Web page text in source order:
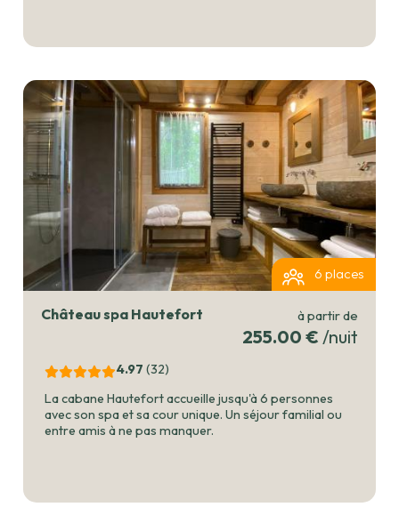
6 places
Château spa Hautefort à partir de
255.00 € /nuit
4.97 (32)
La cabane Hautefort accueille jusqu'à 6 personnes
avec son spa et sa cour unique. Un séjour familial ou
entre amis à ne pas manquer.